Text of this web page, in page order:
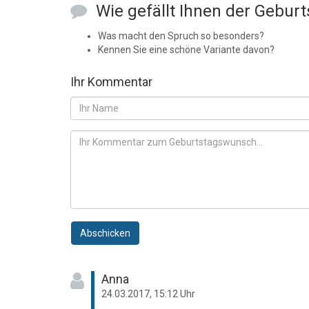
Wie gefällt Ihnen der
Was macht den Spruch so besonders?
Kennen Sie eine schöne Variante davon?
Ihr Kommentar
Abschicken
Anna
24.03.2017, 15:12 Uhr